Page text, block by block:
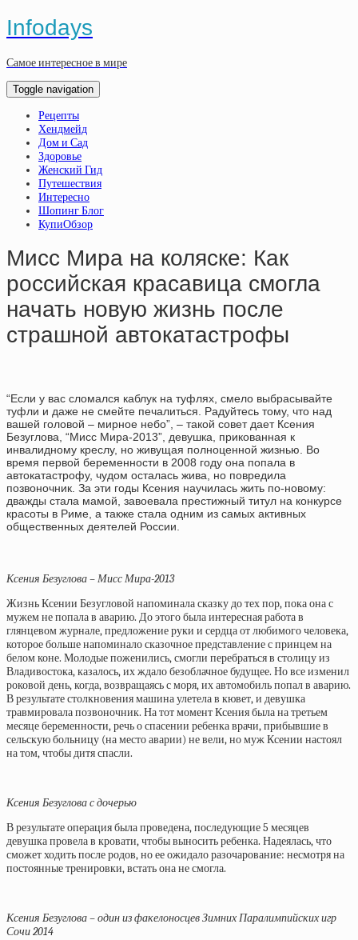
Infodays
Самое интересное в мире
Toggle navigation
Рецепты
Хендмейд
Дом и Сад
Здоровье
Женский Гид
Путешествия
Интересно
Шопинг Блог
КупиОбзор
Мисс Мира на коляске: Как
российская красавица смогла
начать новую жизнь после
страшной автокатастрофы
“Если у вас сломался каблук на туфлях, смело выбрасывайте
туфли и даже не смейте печалиться. Радуйтесь тому, что над
вашей головой – мирное небо”, – такой совет дает Ксения
Безуглова, “Мисс Мира-2013”, девушка, прикованная к
инвалидному креслу, но живущая полноценной жизнью. Во
время первой беременности в 2008 году она попала в
автокатастрофу, чудом осталась жива, но повредила
позвоночник. За эти годы Ксения научилась жить по-новому:
дважды стала мамой, завоевала престижный титул на конкурсе
красоты в Риме, а также стала одним из самых активных
общественных деятелей России.
Ксения Безуглова – Мисс Мира-2013
Жизнь Ксении Безугловой напоминала сказку до тех пор, пока она с
мужем не попала в аварию. До этого была интересная работа в
глянцевом журнале, предложение руки и сердца от любимого человека,
которое больше напоминало сказочное представление с принцем на
белом коне. Молодые поженились, смогли перебраться в столицу из
Владивостока, казалось, их ждало безоблачное будущее. Но все изменил
роковой день, когда, возвращаясь с моря, их автомобиль попал в аварию.
В результате столкновения машина улетела в кювет, и девушка
травмировала позвоночник. На тот момент Ксения была на третьем
месяце беременности, речь о спасении ребенка врачи, прибывшие в
сельскую больницу (на место аварии) не вели, но муж Ксении настоял
на том, чтобы дитя спасли.
Ксения Безуглова с дочерью
В результате операция была проведена, последующие 5 месяцев
девушка провела в кровати, чтобы выносить ребенка. Надеялась, что
сможет ходить после родов, но ее ожидало разочарование: несмотря на
постоянные тренировки, встать она не смогла.
Ксения Безуглова – один из факелоносцев Зимних Паралимпийских игр
Сочи 2014